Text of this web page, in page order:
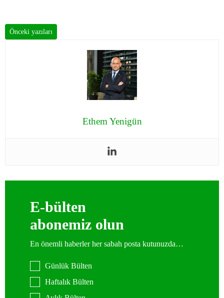
Önceki yazıları
Ethem Yenigün
E-bülten
abonemiz olun
En önemli haberler her sabah posta kutunuzda…
Günlük Bülten
Haftalık Bülten